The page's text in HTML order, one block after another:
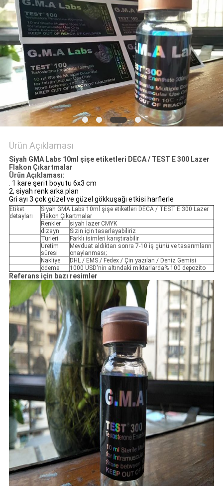
POLICY
Ürün Açıklaması
Siyah GMA Labs 10ml şişe etiketleri DECA / TEST E 300 Lazer
Flakon Çıkartmalar
Ürün Açıklaması:
. 1 kare şerit boyutu 6x3 cm
2, siyah renk arka plan
Gri ayı 3 çok güzel ve güzel gökkuşağı etkisi harflerle
Etiket
detayları
Siyah GMA Labs 10ml şişe etiketleri DECA / TEST E 300 Lazer
Flakon Çıkartmalar
Renkler
siyah lazer CMYK
dizayn
Sizin için tasarlayabiliriz
Türleri
Farklı isimleri karıştırabilir
Üretim
süresi
Mevduat aldıktan sonra 7-10 iş günü ve tasarımların
onaylanması;
Nakliye
DHL / EMS / Fedex / Çin yazılan / Deniz Gemisi
ödeme
1000 USD'nin altındaki miktarlarda% 100 depozito
Referans için bazı resimler